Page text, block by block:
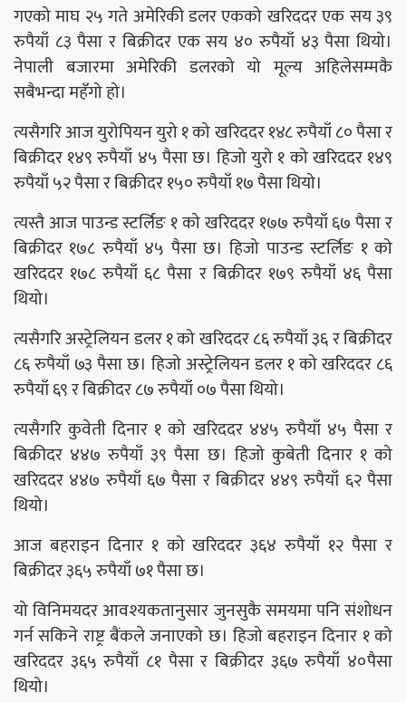
गएको माघ २५ गते अमेरिकी डलर एकको खरिददर एक सय ३९
रुपैयाँ ८३ पैसा र बिक्रीदर एक सय ४० रुपैयाँ ४३ पैसा थियो।
नेपाली बजारमा अमेरिकी डलरको यो मूल्य अहिलेसम्मकै
सबैभन्दा महँगो हो।
त्यसैगरि आज युरोपियन युरो १ को खरिददर १४८ रुपैयाँ ८० पैसा र
बिक्रीदर १४९ रुपैयाँ ४५ पैसा छ। हिजो युरो १ को खरिददर १४९
रुपैयाँ ५२ पैसा र बिक्रीदर १५० रुपैयाँ १७ पैसा थियो।
त्यस्तै आज पाउन्ड स्टर्लिङ १ को खरिददर १७७ रुपैयाँ ६७ पैसा र
बिक्रीदर १७८ रुपैयाँ ४५ पैसा छ। हिजो पाउन्ड स्टर्लिङ १ को
खरिददर १७८ रुपैयाँ ६८ पैसा र बिक्रीदर १७९ रुपैयाँ ४६ पैसा
थियो।
त्यसैगरि अस्ट्रेलियन डलर १ को खरिददर ८६ रुपैयाँ ३६ र बिक्रीदर
८६ रुपैयाँ ७३ पैसा छ। हिजो अस्ट्रेलियन डलर १ को खरिददर ८६
रुपैयाँ ६९ र बिक्रीदर ८७ रुपैयाँ ०७ पैसा थियो।
त्यसैगरि कुवेती दिनार १ को खरिददर ४४५ रुपैयाँ ४५ पैसा र
बिक्रीदर ४४७ रुपैयाँ ३९ पैसा छ। हिजो कुबेती दिनार १ को
खरिददर ४४७ रुपैयाँ ६७ पैसा र बिक्रीदर ४४९ रुपैयाँ ६२ पैसा
थियो।
आज बहराइन दिनार १ को खरिददर ३६४ रुपैयाँ १२ पैसा र
बिक्रीदर ३६५ रुपैयाँ ७१ पैसा छ।
यो विनिमयदर आवश्यकतानुसार जुनसुकै समयमा पनि संशोधन
गर्न सकिने राष्ट्र बैंकले जनाएको छ। हिजो बहराइन दिनार १ को
खरिददर ३६५ रुपैयाँ ८१ पैसा र बिक्रीदर ३६७ रुपैयाँ ४०पैसा
थियो।